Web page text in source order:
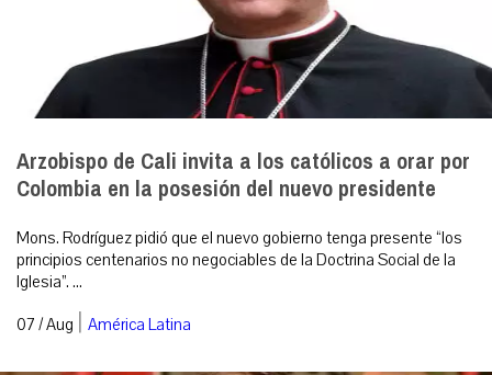
Arzobispo de Cali invita a los católicos a orar por
Colombia en la posesión del nuevo presidente
Mons. Rodríguez pidió que el nuevo gobierno tenga presente “los
principios centenarios no negociables de la Doctrina Social de la
Iglesia”. ...
07 / Aug | América Latina